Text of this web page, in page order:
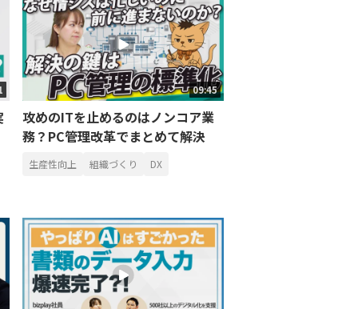
09:45
攻めのITを止めるのはノンコア業
務？PC管理改革でまとめて解決
生産性向上 組織づくり DX